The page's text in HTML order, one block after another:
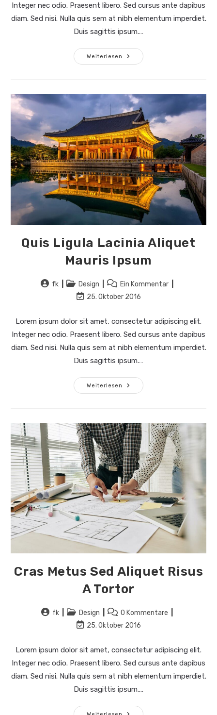
Integer nec odio. Praesent libero. Sed cursus ante dapibus
diam. Sed nisi. Nulla quis sem at nibh elementum imperdiet.
Duis sagittis ipsum.…
Weiterlesen
Nulla
Metus
Quis Ligula Lacinia Aliquet
Mauris Ipsum
Beitrags-
fk
Beitrags-
Kategorie:
Design
Beitrags-
Kommentare:
Ein Kommentar
Beitrag
geändert
25. Oktober 2016
Lorem ipsum dolor sit amet, consectetur adipiscing elit.
Integer nec odio. Praesent libero. Sed cursus ante dapibus
diam. Sed nisi. Nulla quis sem at nibh elementum imperdiet.
Duis sagittis ipsum.…
Weiterlesen
Quis
Ligula
Cras Metus Sed Aliquet Risus
A Tortor
Beitrags-
fk
Beitrags-
Kategorie:
Design
Beitrags-
Kommentare:
0 Kommentare
Beitrag
geändert
25. Oktober 2016
Lorem ipsum dolor sit amet, consectetur adipiscing elit.
Integer nec odio. Praesent libero. Sed cursus ante dapibus
diam. Sed nisi. Nulla quis sem at nibh elementum imperdiet.
Duis sagittis ipsum.…